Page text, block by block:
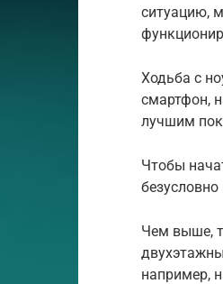
ситуацию,
Ходьба с
смартфон,
лучшим
Чтобы
Чем выше,
например,